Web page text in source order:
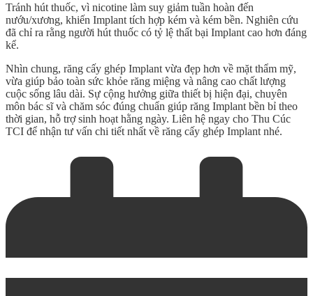
Tránh hút thuốc, vì nicotine làm suy giảm tuần hoàn đến
nướu/xương, khiến Implant tích hợp kém và kém bền. Nghiên cứu
đã chỉ ra rằng người hút thuốc có tỷ lệ thất bại Implant cao hơn đáng
kể.
Nhìn chung, răng cấy ghép Implant vừa đẹp hơn về mặt thẩm mỹ,
vừa giúp bảo toàn sức khỏe răng miệng và nâng cao chất lượng
cuộc sống lâu dài. Sự cộng hưởng giữa thiết bị hiện đại, chuyên
môn bác sĩ và chăm sóc đúng chuẩn giúp răng Implant bền bỉ theo
thời gian, hỗ trợ sinh hoạt hằng ngày. Liên hệ ngay cho Thu Cúc
TCI để nhận tư vấn chi tiết nhất về răng cấy ghép Implant nhé.